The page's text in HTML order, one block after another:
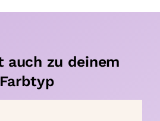
auch zu deinem
Farbtyp